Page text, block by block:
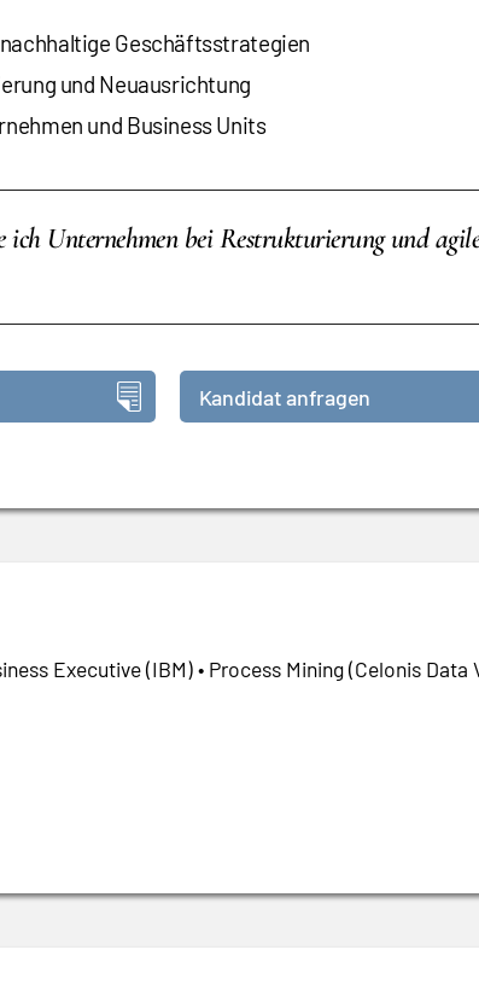
Geschäftsstrategien
und Neuausrichtung
und Business Units
Unternehmen bei Restrukturierung und
Kandidat anfragen
Executive (IBM) • Process Mining (Celonis